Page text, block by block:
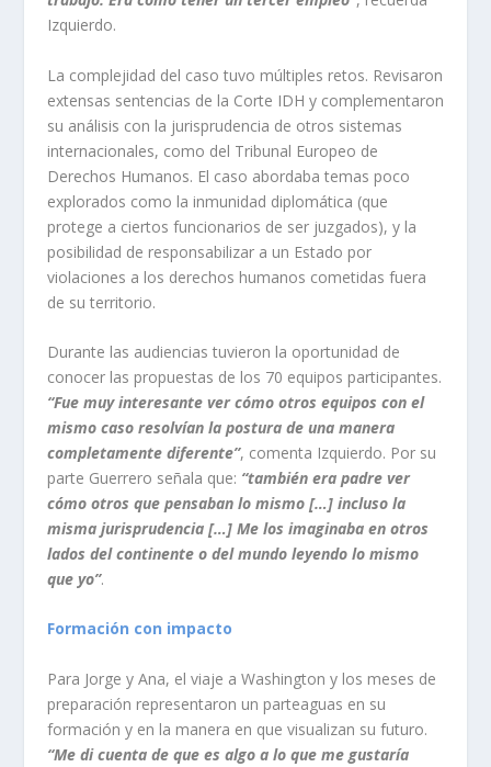
Izquierdo.
La complejidad del caso tuvo múltiples retos. Revisaron
extensas sentencias de la Corte IDH y complementaron
su análisis con la jurisprudencia de otros sistemas
internacionales, como del Tribunal Europeo de
Derechos Humanos. El caso abordaba temas poco
explorados como la inmunidad diplomática (que
protege a ciertos funcionarios de ser juzgados), y la
posibilidad de responsabilizar a un Estado por
violaciones a los derechos humanos cometidas fuera
de su territorio.
Durante las audiencias tuvieron la oportunidad de
conocer las propuestas de los 70 equipos participantes.
“Fue muy interesante ver cómo otros equipos con el
mismo caso resolvían la postura de una manera
completamente diferente”, comenta Izquierdo. Por su
parte Guerrero señala que: “también era padre ver
cómo otros que pensaban lo mismo […] incluso la
misma jurisprudencia […] Me los imaginaba en otros
lados del continente o del mundo leyendo lo mismo
que yo”.
Formación con impacto
Para Jorge y Ana, el viaje a Washington y los meses de
preparación representaron un parteaguas en su
formación y en la manera en que visualizan su futuro.
“Me di cuenta de que es algo a lo que me gustaría